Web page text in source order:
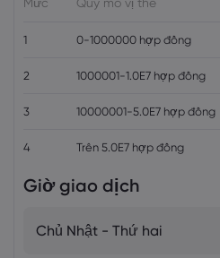
1 0-1000000 hợp đồng
2 1000001-1.0E7 hợp đồng
3 10000001-5.0E7 hợp đồng
4 Trên 5.0E7 hợp đồng
Giờ giao dịch
Chủ Nhật - Thứ hai